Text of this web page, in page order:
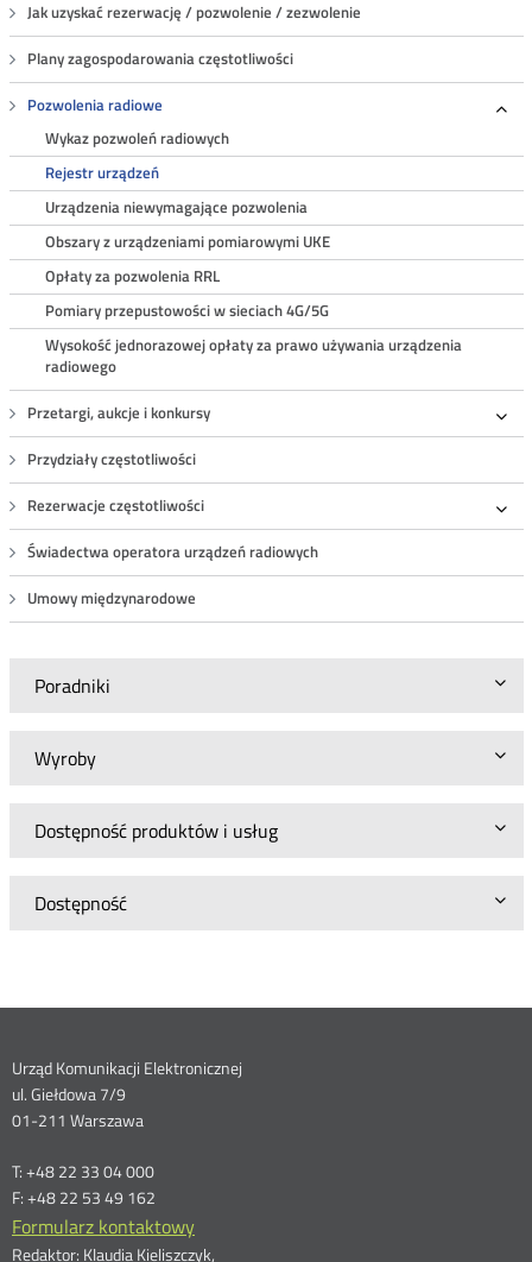
Jak uzyskać rezerwację / pozwolenie / zezwolenie
Plany zagospodarowania częstotliwości
Pozwolenia radiowe
Wykaz pozwoleń radiowych
Rejestr urządzeń
Urządzenia niewymagające pozwolenia
Obszary z urządzeniami pomiarowymi UKE
Opłaty za pozwolenia RRL
Pomiary przepustowości w sieciach 4G/5G
Wysokość jednorazowej opłaty za prawo używania urządzenia
radiowego
Przetargi, aukcje i konkursy
Przydziały częstotliwości
Rezerwacje częstotliwości
Świadectwa operatora urządzeń radiowych
Umowy międzynarodowe
Poradniki
Wyroby
Dostępność produktów i usług
Dostępność
Dane
kontaktowe
Urząd Komunikacji Elektronicznej
ul. Giełdowa 7/9
01-211 Warszawa
T: +48 22 33 04 000
F: +48 22 53 49 162
Formularz kontaktowy
Redaktor: Klaudia Kieliszczyk,